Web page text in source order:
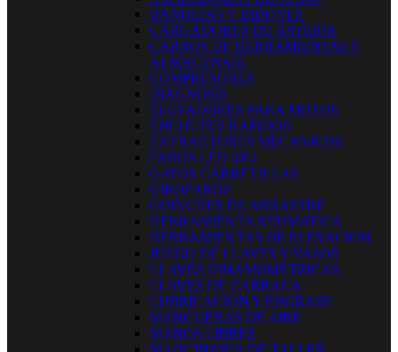
BANDEJAS Y BIDONES
CARGADORES DE BATERÍA
CARROS DE HERRAMIENTAS Y
ALMACENAJE
COMPRESORES
DIAGNOSIS
ELEVADORES PARA MOTOS
ENCHUFES RAPIDOS
EXTRACTORES MECANICOS
FAROS LED 4X4
GATOS CARRETILLAS
GIROFAROS
GUINCHES DE ARRASTRE
HERRAMIENTA NEUMATICA
HERRAMIENTAS DE ELEVACION
JUEGO DE LLAVES Y VASOS
LLAVES DINAMOMETRICAS
LLAVES DE CARRACA
LUBRICACION Y ENGRASE
MANGUERAS DE AIRE
MANOS LIBRES
MAQUINARIA DE TALLER